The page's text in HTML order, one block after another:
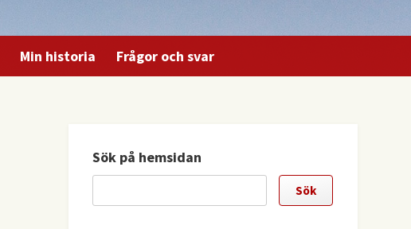
Min historia Frågor och svar
Sök på hemsidan